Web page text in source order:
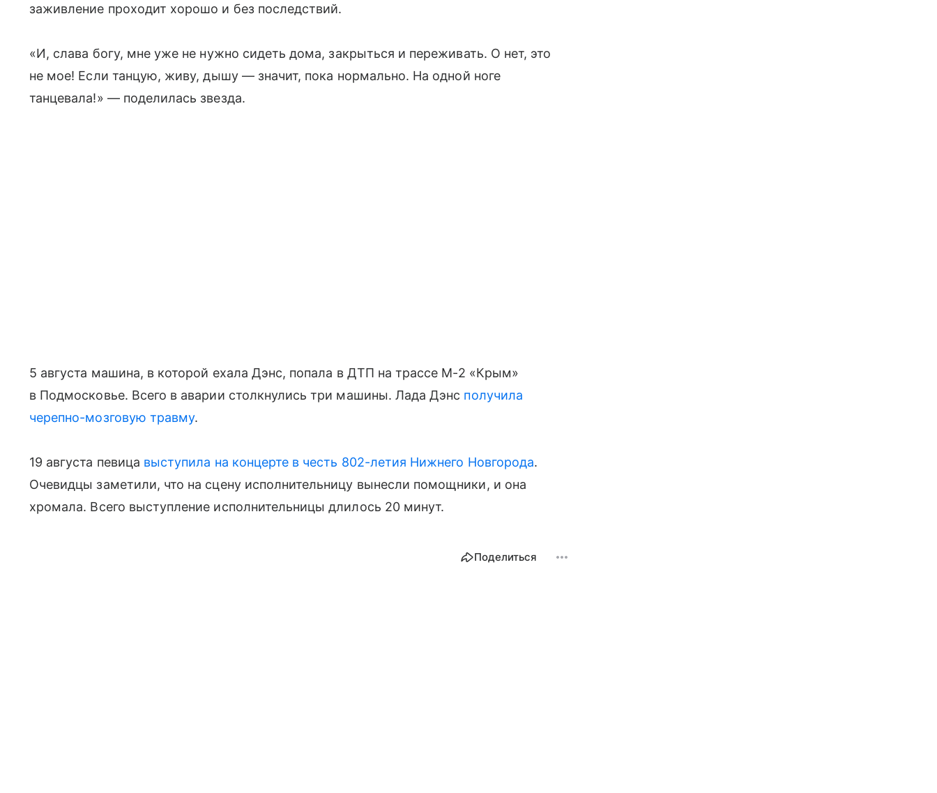
заживление проходит хорошо и без последствий.
«И, слава богу, мне уже не нужно сидеть дома, закрыться и переживать. О нет, это
не мое! Если танцую, живу, дышу — значит, пока нормально. На одной ноге
танцевала!» — поделилась звезда.
5 августа машина, в которой ехала Дэнс, попала в ДТП на трассе М-2 «Крым»
в Подмосковье. Всего в аварии столкнулись три машины. Лада Дэнс получила
черепно-мозговую травму.
19 августа певица выступила на концерте в честь 802-летия Нижнего Новгорода.
Очевидцы заметили, что на сцену исполнительницу вынесли помощники, и она
хромала. Всего выступление исполнительницы длилось 20 минут.
Поделиться